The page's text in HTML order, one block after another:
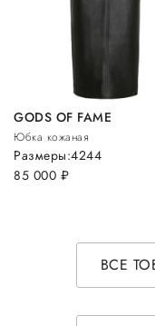
GODS OF FAME
Юбка кожаная
85 000 руб.
Размеры:4244
ВСЕ